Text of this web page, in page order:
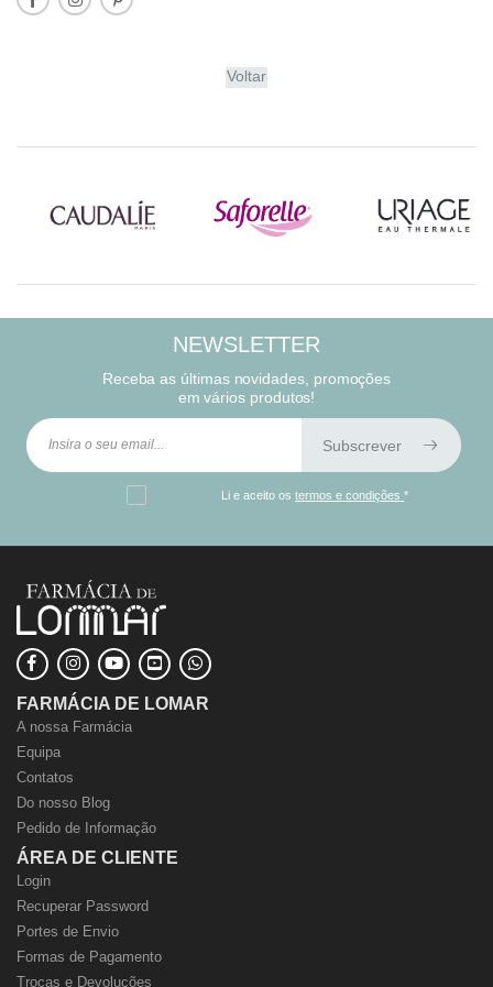
Voltar
NEWSLETTER
Receba as últimas novidades, promoções
em vários produtos!
Subscrever
Li e aceito ostermos e condições*
FARMÁCIA DE LOMAR
A nossa Farmácia
Equipa
Contatos
Do nosso Blog
Pedido de Informação
ÁREA DE CLIENTE
Login
Recuperar Password
Portes de Envio
Formas de Pagamento
Trocas e Devoluções